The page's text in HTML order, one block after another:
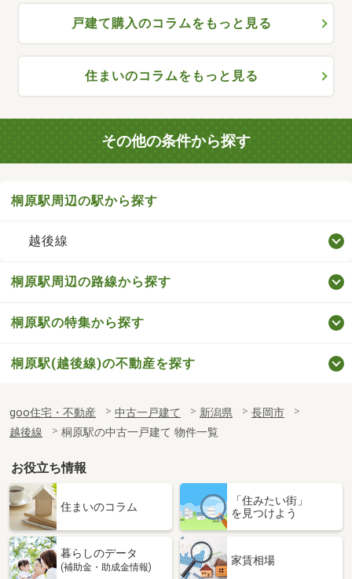
戸建て購入のコラムをもっと見る
住まいのコラムをもっと見る
その他の条件から探す
桐原駅周辺の駅から探す
越後線
桐原駅周辺の路線から探す
桐原駅の特集から探す
桐原駅(越後線)の不動産を探す
goo住宅・不動産 中古一戸建て 新潟県
長岡市
越後線
桐原駅の中古一戸建て 物件一覧
お役立ち情報
住まいのコラム
「住みたい街」
を見つけよう
暮らしのデータ
(補助金・助成金情報)
家賃相場